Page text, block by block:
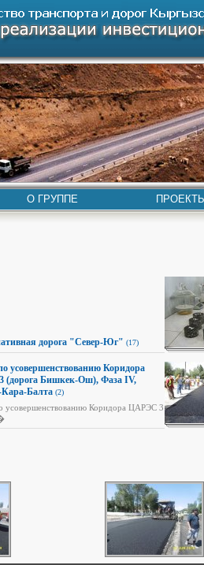
О ГРУППЕ
дорога "Север-Юг" (17)
усовершенствованию Коридора
(дорога Бишкек-Ош), Фаза IV,
Балта (2)
усовершенствованию Коридора ЦАРЭС 3